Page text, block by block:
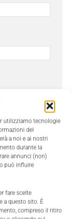
utilizziamo tecnologie
del
a noi e ai nostri
durante la
annunci (non)
può influire
fare scelte
a questo sito. È
compreso il ritiro